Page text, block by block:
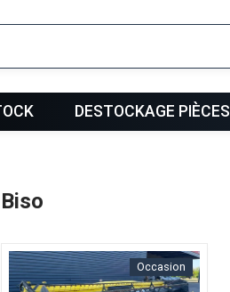
favoris
DESTOCKAGE PIÈCES
Biso
Occasion